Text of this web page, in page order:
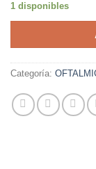
1 disponibles
Categoría: